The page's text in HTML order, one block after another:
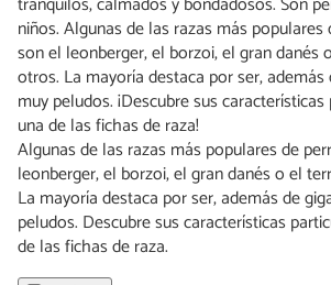
niños. Algunas de las razas más
son el leonberger, el borzoi, el gran danés
otros. La mayoría destaca por ser, además
muy peludos. ¡Descubre sus
una de las fichas de raza!
Algunas de las razas más populares de
leonberger, el borzoi, el gran danés o el
La mayoría destaca por ser, además de
peludos. Descubre sus características
de las fichas de raza.